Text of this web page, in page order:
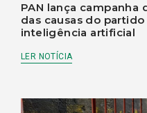
PAN lança
das causas do
inteligência artificial
LER NOTÍCIA